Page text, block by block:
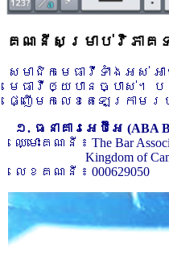
គណនីសម្រាប់វិភាគទ
សមាជិកមេធាវីទាំងអស់
មេធាវីឲ្យបានច្បាស់។
ផ្ញើមកលេខតេឡេក្រាមរ
១. ធនាគារអេប៊ីអេ (ABA
ឈ្មោះគណនី ៖ The Bar
Kingdom of
លេខគណនី ៖ 000629050